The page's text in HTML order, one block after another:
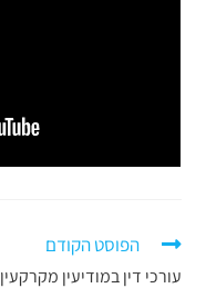
הפוסט הקודם
עורכי דין במודיעין מקרקעין